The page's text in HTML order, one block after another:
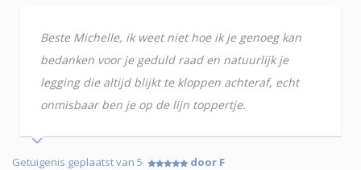
Beste Michelle, ik weet niet hoe ik je genoeg kan
bedanken voor je geduld raad en natuurlijk je
legging die altijd blijkt te kloppen achteraf, echt
onmisbaar ben je op de lijn toppertje.
Getuigenis geplaatst van 5
door F